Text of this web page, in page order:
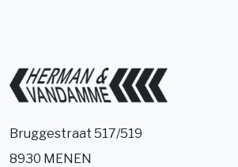
Bruggestraat 517/519
8930 MENEN